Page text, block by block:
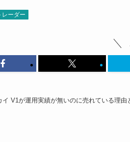
レーダー
イ V1が運用実績が無いのに売れている理由